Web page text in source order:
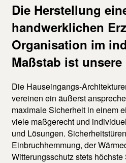
Die Herstellung
handwerklichen
Organisation im
Maßstab ist
Die Hauseingangs-
vereinen ein äußerst
maximale Sicherheit in einem
viele maßgerecht und
und Lösungen.
Einbruchhemmung, der
Witterungsschutz stets